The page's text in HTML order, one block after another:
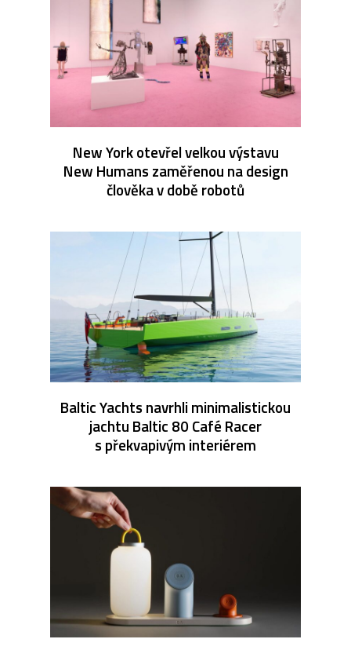
New York otevřel velkou výstavu
New Humans zaměřenou na design
člověka v době robotů
Baltic Yachts navrhli minimalistickou
jachtu Baltic 80 Café Racer
s překvapivým interiérem